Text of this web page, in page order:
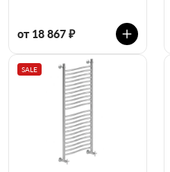
от 18 867 ₽
SALE